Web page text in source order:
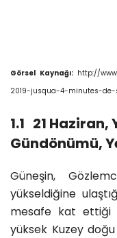
Görsel Kaynağı: http://
2019-jusqua-4-minutes-
1.1 21 Haziran,
Gündönümü,
Güneşin,
yükseldiğine
mesafe kat ettiği
yüksek Kuzey